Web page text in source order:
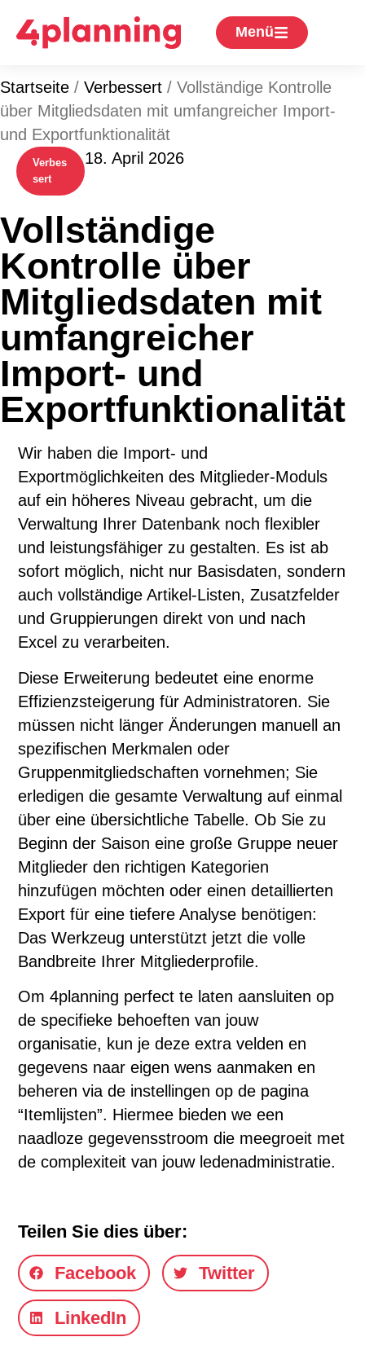
Menü
Startseite / Verbessert / Vollständige Kontrolle
über Mitgliedsdaten mit umfangreicher Import-
und Exportfunktionalität
Verbes
sert
18. April 2026
Vollständige
Kontrolle über
Mitgliedsdaten mit
umfangreicher
Import- und
Exportfunktionalität
Wir haben die Import- und
Exportmöglichkeiten des Mitglieder-Moduls
auf ein höheres Niveau gebracht, um die
Verwaltung Ihrer Datenbank noch flexibler
und leistungsfähiger zu gestalten. Es ist ab
sofort möglich, nicht nur Basisdaten, sondern
auch vollständige Artikel-Listen, Zusatzfelder
und Gruppierungen direkt von und nach
Excel zu verarbeiten.
Diese Erweiterung bedeutet eine enorme
Effizienzsteigerung für Administratoren. Sie
müssen nicht länger Änderungen manuell an
spezifischen Merkmalen oder
Gruppenmitgliedschaften vornehmen; Sie
erledigen die gesamte Verwaltung auf einmal
über eine übersichtliche Tabelle. Ob Sie zu
Beginn der Saison eine große Gruppe neuer
Mitglieder den richtigen Kategorien
hinzufügen möchten oder einen detaillierten
Export für eine tiefere Analyse benötigen:
Das Werkzeug unterstützt jetzt die volle
Bandbreite Ihrer Mitgliederprofile.
Om 4planning perfect te laten aansluiten op
de specifieke behoeften van jouw
organisatie, kun je deze extra velden en
gegevens naar eigen wens aanmaken en
beheren via de instellingen op de pagina
“Itemlijsten”. Hiermee bieden we een
naadloze gegevensstroom die meegroeit met
de complexiteit van jouw ledenadministratie.
Teilen Sie dies über:
Facebook Twitter
LinkedIn